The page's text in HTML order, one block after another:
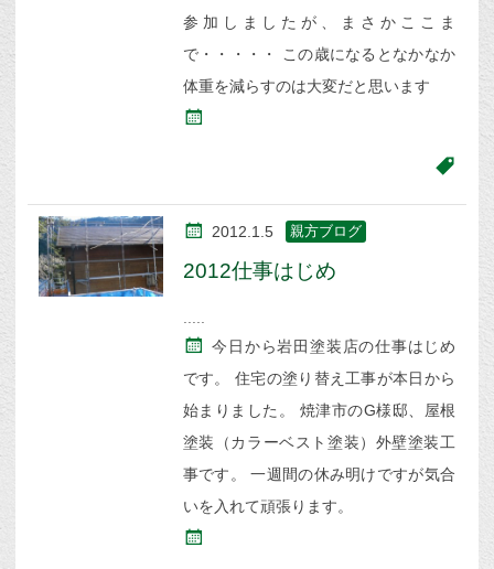
参加しましたが、まさかここま
で・・・・・ この歳になるとなかなか
体重を減らすのは大変だと思います
2012.1.5 親方ブログ
2012仕事はじめ
今日から岩田塗装店の仕事はじめ
です。 住宅の塗り替え工事が本日から
始まりました。 焼津市のG様邸、屋根
塗装（カラーベスト塗装）外壁塗装工
事です。 一週間の休み明けですが気合
いを入れて頑張ります。